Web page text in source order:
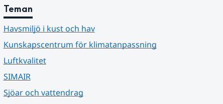
Teman
Havsmiljö i kust och hav
Kunskapscentrum för klimatanpassning
Luftkvalitet
SIMAIR
Sjöar och vattendrag